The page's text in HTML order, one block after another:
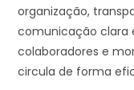
organização,
comunicação clara
colaboradores e
circula de forma